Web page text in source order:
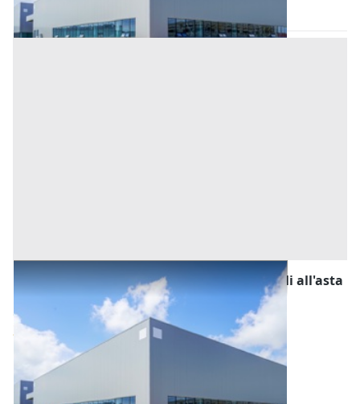
Asta chiusa
Fabbricati Costruiti per Esigenze Industriali all'asta
a Padova
Casale di Scodosia
Offerta minima
23.250 € 31.000 €
Codice asta:
Asta chiusa